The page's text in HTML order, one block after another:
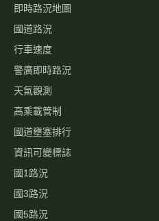
即時路況地圖
國道路況
行車速度
警廣即時路況
天氣觀測
高乘載管制
國道壅塞排行
資訊可變標誌
國1路況
國3路況
國5路況